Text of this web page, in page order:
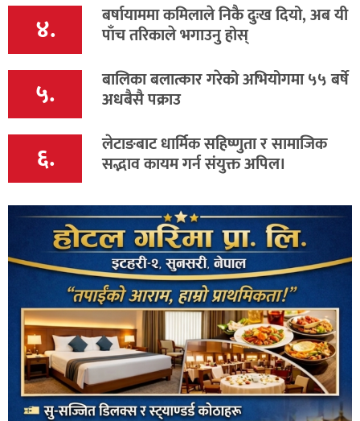
४. बर्षायाममा कमिलाले निकै दुःख दियो, अब यी
पाँच तरिकाले भगाउनु होस्
५. बालिका बलात्कार गरेको अभियोगमा ५५ बर्षे
अधबैसै पक्राउ
६. लेटाङबाट धार्मिक सहिष्णुता र सामाजिक
सद्भाव कायम गर्न संयुक्त अपिल।